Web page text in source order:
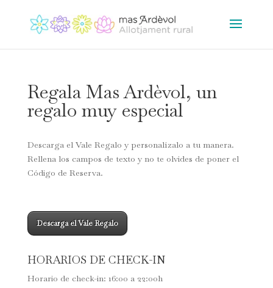
Regala Mas Ardèvol, un
regalo muy especial
Descarga el Vale Regalo y personalízalo a tu manera.
Rellena los campos de texto y no te olvides de poner el
Código de Reserva.
Descarga el Vale Regalo
HORARIOS DE CHECK-IN
Horario de check-in: 16:00 a 22:00h